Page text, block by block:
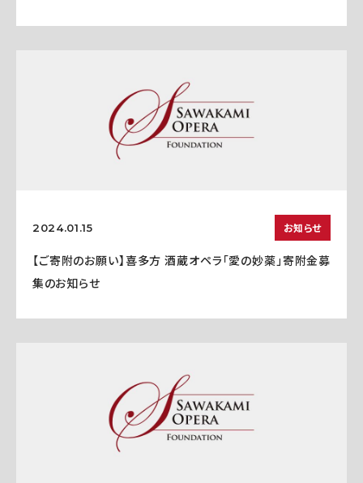
2024.01.15 お知らせ
【ご寄附のお願い】喜多方 酒蔵オペラ「愛の妙薬」寄附金募
集のお知らせ